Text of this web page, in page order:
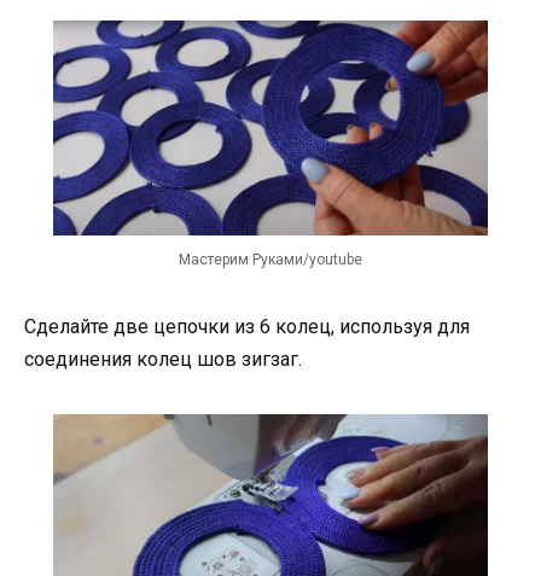
Мастерим Руками/youtube
Сделайте две цепочки из 6 колец, используя для
соединения колец шов зигзаг.